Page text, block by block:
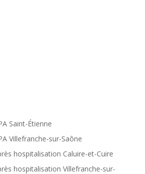
Saint-Étienne
Villefranche-sur-Saône
hospitalisation Caluire-et-Cuire
hospitalisation Villefranche-sur-